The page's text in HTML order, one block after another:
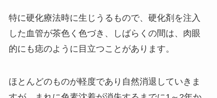
特に硬化療法時に生じうるもので、硬化剤を注入
した血管が茶色く色づき、しばらくの間は、肉眼
的にも痣のように目立つことがあります。
ほとんどのものが軽度であり自然消退していきま